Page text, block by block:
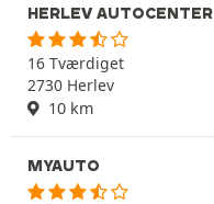
HERLEV AUTOCENTER
16 Tværdiget
2730 Herlev
10 km
MYAUTO